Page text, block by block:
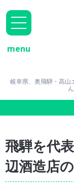
岐阜県、奥飛騨・高山
menu
飛騨を代
辺酒造店